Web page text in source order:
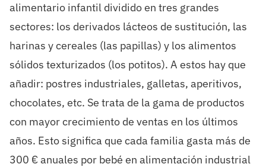
alimentario infantil dividido en tres grandes
sectores: los derivados lácteos de sustitución, las
harinas y cereales (las papillas) y los alimentos
sólidos texturizados (los potitos). A estos hay que
añadir: postres industriales, galletas, aperitivos,
chocolates, etc. Se trata de la gama de productos
con mayor crecimiento de ventas en los últimos
años. Esto significa que cada familia gasta más de
300 € anuales por bebé en alimentación industrial